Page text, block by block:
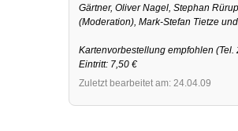
Gärtner, Oliver Nagel, Stephan
(Moderation), Mark-Stefan Tietze
Kartenvorbestellung empfohlen (Tel.
Eintritt: 7,50 €
Zuletzt bearbeitet am: 24.04.09